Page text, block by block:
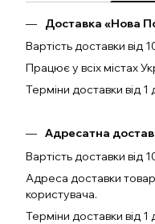
Доставка «Нова
Вартість доставки від
Працює у всіх містах
Терміни доставки від 1
Адресатна
Вартість доставки від
Адреса доставки
користувача.
Терміни доставки від 1